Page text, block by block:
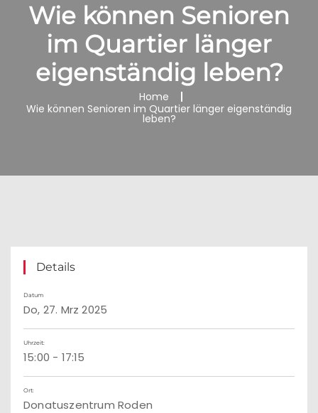
Wie können Senioren
im Quartier länger
eigenständig leben?
Home
Wie können Senioren im Quartier länger eigenständig
leben?
Details
Datum
Do, 27. Mrz 2025
Uhrzeit:
15:00 - 17:15
Ort:
Donatuszentrum Roden